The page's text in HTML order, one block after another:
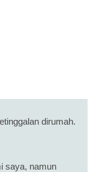
dirumah.
saya, namun